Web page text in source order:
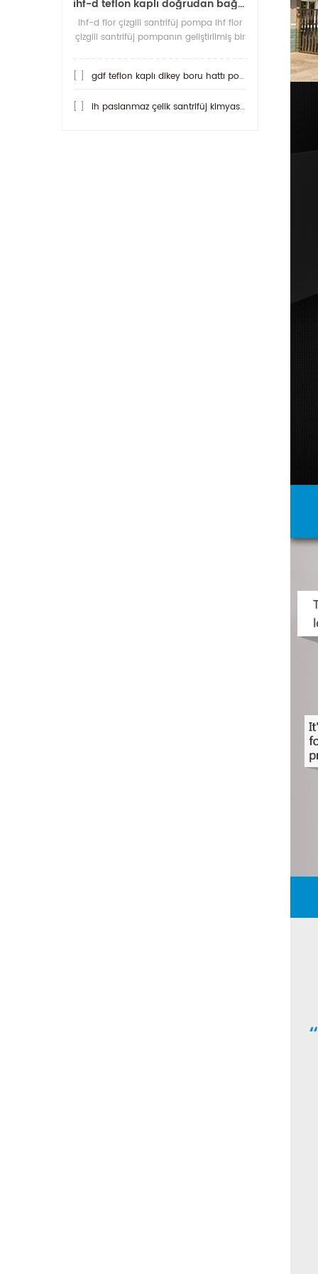
ihf-d teflon kaplı doğrudan bağlantılı santrifüj pompa
ihf-d flor çizgili santrifüj pompa ihf flor
çizgili santrifüj pompanın geliştirilmiş bir
gdf teflon kaplı dikey boru hattı pompası
ih paslanmaz çelik santrifüj kimyasal pompa